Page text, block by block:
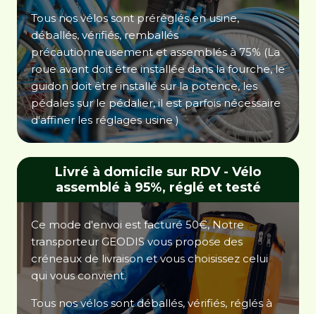
Tous nos vélos sont préréglés en usine,
déballés, vérifiés, remballés
précautionneusement et assemblés à 75% (La
roue avant doit être installée dans la fourche, le
guidon doit être installé sur la potence, les
pédales sur le pédalier, il est parfois nécessaire
d'affiner les réglages usine )
Livré à domicile sur RDV - Vélo
assemblé à 95%, réglé et testé
Ce mode d'envoi est facturé 50€, Notre
transporteur GEODIS vous propose des
créneaux de livraison et vous choisissez celui
qui vous convient.
Tous nos vélos sont déballés, vérifiés, réglés à